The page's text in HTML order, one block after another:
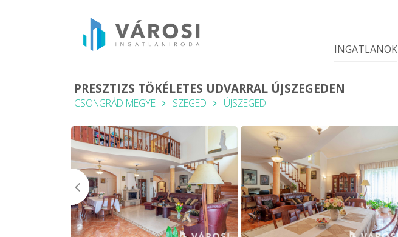
INGATLANOK
PRESZTIZS TÖKÉLETES UDVARRAL ÚJSZEGEDEN
CSONGRÁD MEGYE SZEGED ÚJSZEGED